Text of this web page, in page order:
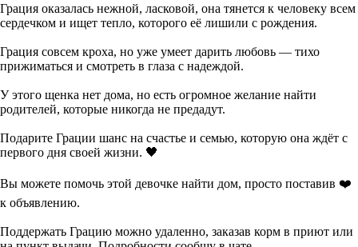
Грация оказалась нежной, ласковой, она тянется к человеку всем
сердечком и ищет тепло, которого её лишили с рождения.
Грация совсем кроха, но уже умеет дарить любовь — тихо
прижиматься и смотреть в глаза с надеждой.
У этого щенка нет дома, но есть огромное желание найти
родителей, которые никогда не предадут.
Подарите Грации шанс на счастье и семью, которую она ждёт с
первого дня своей жизни. 🖤
Вы можете помочь этой девочке найти дом, просто поставив ❤️
к объявлению.
Поддержать Грацию можно удаленно, заказав корм в приют или